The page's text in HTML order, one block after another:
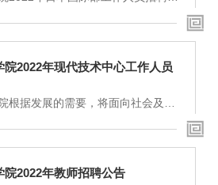
届毕业生招聘日本国际部工作人
、招聘岗位：西南财经大学天府学
要求日本国际部工作人员招生、咨
都校区）1、中共党员或中共预备
上学历；3、马克思主义理论、...
2022年现代技术中心工作人员
根据发展的需要，将面向社会及应
设及web前端设计1名（绵阳校区）
主要职责招聘人数招聘要求网站建
阳校区)1.美术、设计等相关专业
2022年教师招聘公告